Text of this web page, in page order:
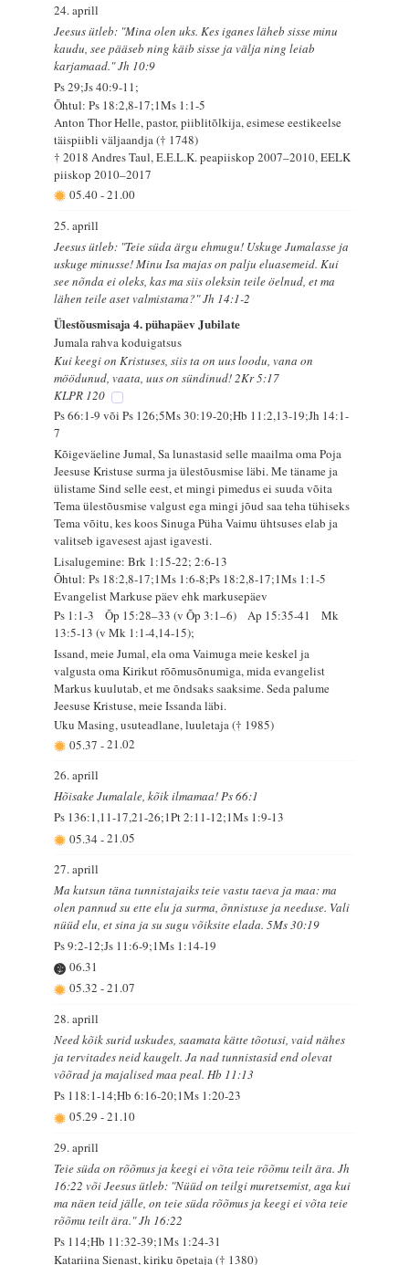
24. aprill
Jeesus ütleb: "Mina olen uks. Kes iganes läheb sisse minu
kaudu, see pääseb ning käib sisse ja välja ning leiab
karjamaad." Jh 10:9
Ps 29;Js 40:9-11;
Õhtul: Ps 18:2,8-17;1Ms 1:1-5
Anton Thor Helle, pastor, piiblitõlkija, esimese eestikeelse
täispiibli väljaandja († 1748)
† 2018 Andres Taul, E.E.L.K. peapiiskop 2007–2010, EELK
piiskop 2010–2017
05.40-21.00
25. aprill
Jeesus ütleb: "Teie süda ärgu ehmugu! Uskuge Jumalasse ja
uskuge minusse! Minu Isa majas on palju eluasemeid. Kui
see nõnda ei oleks, kas ma siis oleksin teile öelnud, et ma
lähen teile aset valmistama?" Jh 14:1-2
Ülestõusmisaja 4. pühapäev Jubilate
Jumala rahva koduigatsus
Kui keegi on Kristuses, siis ta on uus loodu, vana on
möödunud, vaata, uus on sündinud! 2Kr 5:17
KLPR 120
Ps 66:1-9 või Ps 126;5Ms 30:19-20;Hb 11:2,13-19;Jh 14:1-
7
Kõigeväeline Jumal, Sa lunastasid selle maailma oma Poja
Jeesuse Kristuse surma ja ülestõusmise läbi. Me täname ja
ülistame Sind selle eest, et mingi pimedus ei suuda võita
Tema ülestõusmise valgust ega mingi jõud saa teha tühiseks
Tema võitu, kes koos Sinuga Püha Vaimu ühtsuses elab ja
valitseb igavesest ajast igavesti.
Lisalugemine: Brk 1:15-22; 2:6-13
Õhtul: Ps 18:2,8-17;1Ms 1:6-8;Ps 18:2,8-17;1Ms 1:1-5
Evangelist Markuse päev ehk markusepäev
Ps 1:1-3 Õp 15:28–33 (v Õp 3:1–6) Ap 15:35-41 Mk
13:5-13 (v Mk 1:1-4,14-15);
Issand, meie Jumal, ela oma Vaimuga meie keskel ja
valgusta oma Kirikut rõõmusõnumiga, mida evangelist
Markus kuulutab, et me õndsaks saaksime. Seda palume
Jeesuse Kristuse, meie Issanda läbi.
Uku Masing, usuteadlane, luuletaja († 1985)
05.37-21.02
26. aprill
Hõisake Jumalale, kõik ilmamaa! Ps 66:1
Ps 136:1,11-17,21-26;1Pt 2:11-12;1Ms 1:9-13
05.34-21.05
27. aprill
Ma kutsun täna tunnistajaiks teie vastu taeva ja maa: ma
olen pannud su ette elu ja surma, õnnistuse ja needuse. Vali
nüüd elu, et sina ja su sugu võiksite elada. 5Ms 30:19
Ps 9:2-12;Js 11:6-9;1Ms 1:14-19
06.31
05.32-21.07
28. aprill
Need kõik surid uskudes, saamata kätte tõotusi, vaid nähes
ja tervitades neid kaugelt. Ja nad tunnistasid end olevat
võõrad ja majalised maa peal. Hb 11:13
Ps 118:1-14;Hb 6:16-20;1Ms 1:20-23
05.29-21.10
29. aprill
Teie süda on rõõmus ja keegi ei võta teie rõõmu teilt ära. Jh
16:22 või Jeesus ütleb: "Nüüd on teilgi muretsemist, aga kui
ma näen teid jälle, on teie süda rõõmus ja keegi ei võta teie
rõõmu teilt ära." Jh 16:22
Ps 114;Hb 11:32-39;1Ms 1:24-31
Katariina Sienast, kiriku õpetaja († 1380)